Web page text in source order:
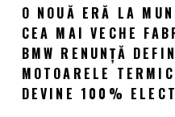
O
nouă
eră
Munchen:
Cea
O NOUĂ ERĂ LA
CEA MAI VECHE
BMW RENUNȚĂ
MOTOARELE
DEVINE 100%